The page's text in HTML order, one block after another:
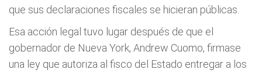
que sus declaraciones fiscales se hicieran públicas.
Esa acción legal tuvo lugar después de que el
gobernador de Nueva York, Andrew Cuomo, firmase
una ley que autoriza al fisco del Estado entregar a los